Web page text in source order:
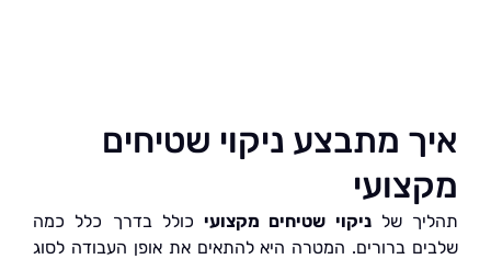
מתבצע ניקוי שטיחים
שלניקוי שטיחים מקצועי כולל בדרך כלל כמה
ברורים. המטרה היא להתאים את אופן העבודה לסוג